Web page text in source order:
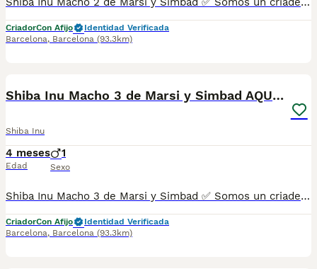
CriadorCon Afijo
Identidad Verificada
Barcelona, Barcelona (93.3km)
Shiba Inu Macho 3 de Marsi y Simbad AQUANATURA
Shiba Inu
4 meses
Edad
1
Sexo
Shiba Inu Macho 3 de Marsi y Simbad ✅ Somos un criadero autorizado y certificado por la Generalitat de Catalunya bajo el número de Núcleo Zoológico G25/00314. PARA MÁS INFORMACIÓN: ☎️ 933095977 📱 685878504 / 674320847 💻 Más fotos y vídeos en nuestra web www.aquanatura.es 🚙 Hacemos envíos 📌 Calle Roger de Flor 45, muy cerca del Arc de Triomf de Barcelona, de Lunes a Sábados. Se entregan con sus vacunas, desparasitados interna y externamente, con microchip y su registro, cartilla sanitaria y contrato de garantías, documentación legal y factura. AQUANATURA
CriadorCon Afijo
Identidad Verificada
Barcelona, Barcelona (93.3km)